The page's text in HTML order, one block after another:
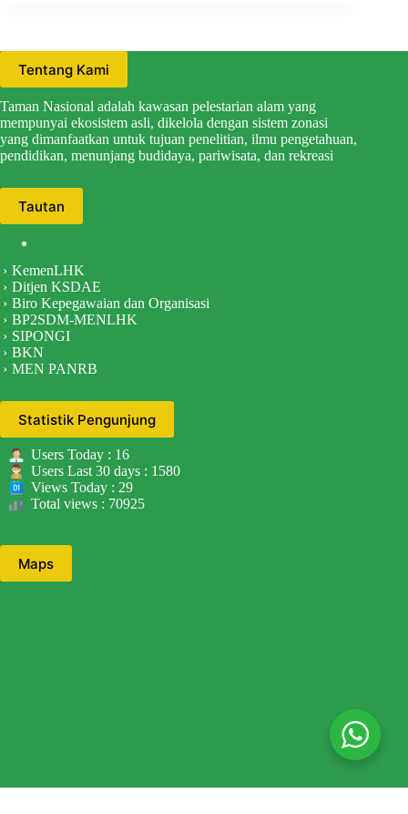
Tentang Kami
Taman Nasional adalah kawasan pelestarian alam yang
mempunyai ekosistem asli, dikelola dengan sistem zonasi
yang dimanfaatkan untuk tujuan penelitian, ilmu pengetahuan,
pendidikan, menunjang budidaya, pariwisata, dan rekreasi
Tautan
KemenLHK
Ditjen KSDAE
Biro Kepegawaian dan Organisasi
BP2SDM-MENLHK
SIPONGI
BKN
MEN PANRB
Statistik Pengunjung
Users Today : 16
Users Last 30 days : 1580
Views Today : 29
Total views : 70925
Maps